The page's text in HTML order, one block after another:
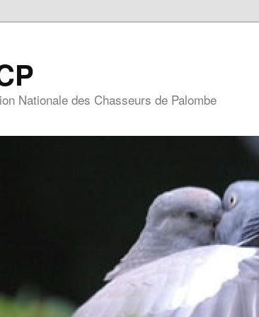
Nationale des Chasseurs de Palombe